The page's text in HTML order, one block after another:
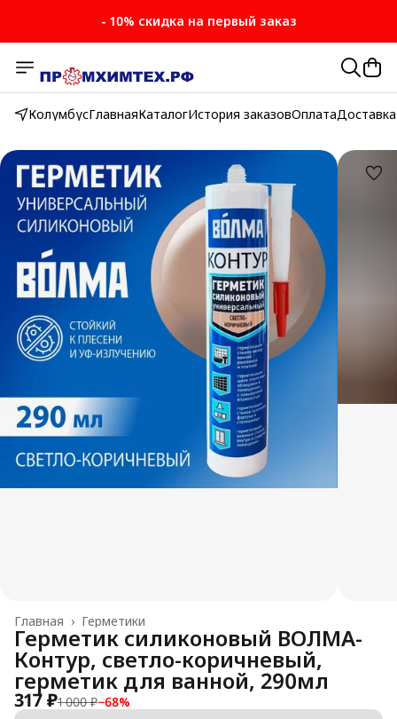
- 10% скидка на первый заказ
КолумбусГлавнаяКаталогИстория заказовОплатаДоставка
Герметики
Главная ›
Герметик силиконовый ВОЛМА-
Контур, светло-коричневый,
герметик для ванной, 290мл
317 ₽1 000 ₽−68%